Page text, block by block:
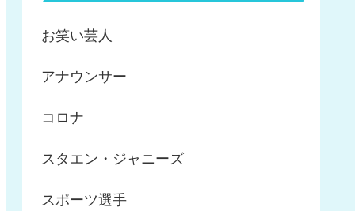
お笑い芸人
アナウンサー
コロナ
スタエン・ジャニーズ
スポーツ選手